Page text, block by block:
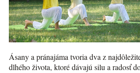
Ásany a pránajáma tvoria dva z
dlhého života, ktoré dávajú silu a radosť